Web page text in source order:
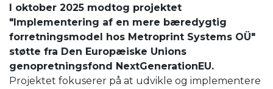
I oktober 2025 modtog projektet
"Implementering af en mere bæredygtig
forretningsmodel hos Metroprint Systems OÜ"
støtte fra Den Europæiske Unions
genopretningsfond NextGenerationEU.
Projektet fokuserer på at udvikle og implementere